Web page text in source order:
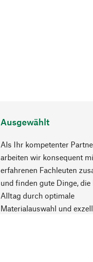
Ausgewählt
Als Ihr kompetenter
arbeiten wir konsequent
erfahrenen Fachleuten
und finden gute Dinge, die
Alltag durch optimale
Materialauswahl und